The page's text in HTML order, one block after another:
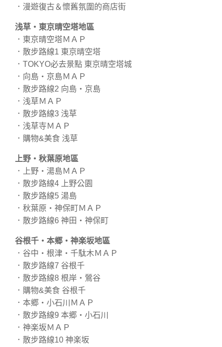
．漫遊復古＆懷舊氛圍的商店街
浅草・東京晴空塔地區
．東京晴空塔ＭＡＰ
．散步路線1 東京晴空塔
．TOKYO必去景點 東京晴空塔城
．向島・京島ＭＡＰ
．散步路線2 向島・京島
．浅草ＭＡＰ
．散步路線3 浅草
．浅草寺ＭＡＰ
．購物&美食 浅草
上野・秋葉原地區
．上野・湯島ＭＡＰ
．散步路線4 上野公園
．散步路線5 湯島
．秋葉原・神保町ＭＡＰ
．散步路線6 神田・神保町
谷根千・本郷・神楽坂地區
．谷中・根津・千駄木ＭＡＰ
．散步路線7 谷根千
．散步路線8 根岸・鶯谷
．購物&美食 谷根千
．本郷・小石川ＭＡＰ
．散步路線9 本郷・小石川
．神楽坂ＭＡＰ
．散步路線10 神楽坂